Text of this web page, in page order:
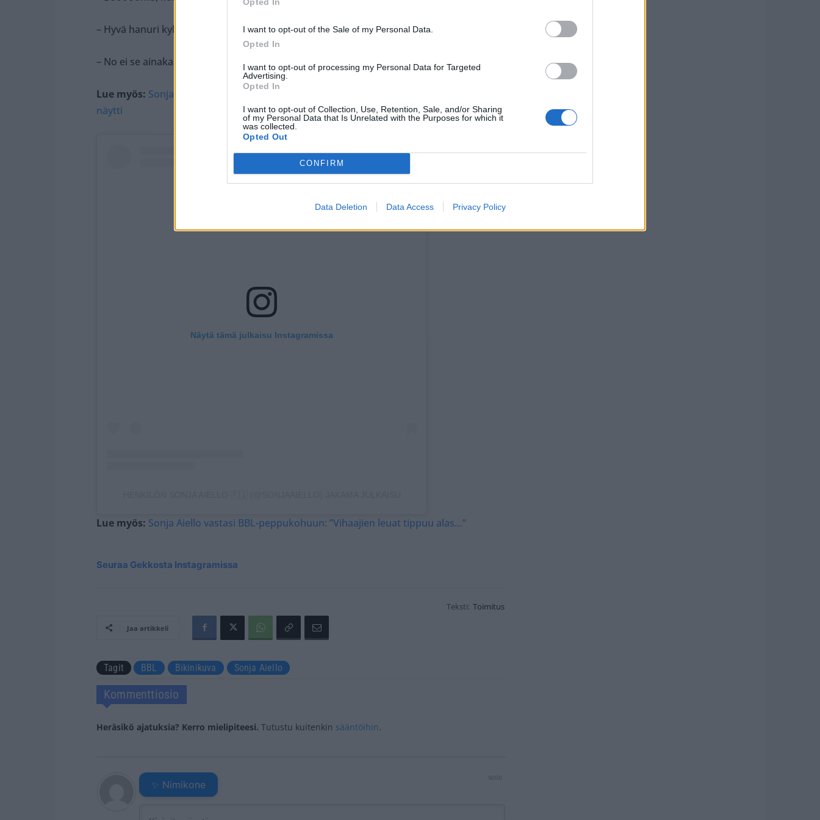
I want to opt-out of the Sale of my Personal Data.
Opted In
I want to opt-out of processing my Personal Data for Targeted
Advertising.
Opted In
I want to opt-out of Collection, Use, Retention, Sale, and/or Sharing
of my Personal Data that Is Unrelated with the Purposes for which it
was collected.
Opted Out
CONFIRM
Data Deletion Data Access Privacy Policy
– Hyvä hanuri kyllä on, neljäs kehui.
– No ei se ainakaan huonontunut, kommenteissa tiivistettiin.
Lue myös: Sonja Aiello meni BBL-peppunsa kanssa ensimmäistä kertaa salille – Tältä se
näytti
Näytä tämä julkaisu Instagramissa
Lue myös: Sonja Aiello vastasi BBL-peppukohuun: ”Vihaajien leuat tippuu alas…”
Seuraa Gekkosta Instagramissa
Teksti: Toimitus
Jaa artikkeli
Tagit BBL Bikinikuva Sonja Aiello
Kommenttiosio
Heräsikö ajatuksia? Kerro mielipiteesi. Tutustu kuitenkin sääntöihin.
5000
✨ Nimikone